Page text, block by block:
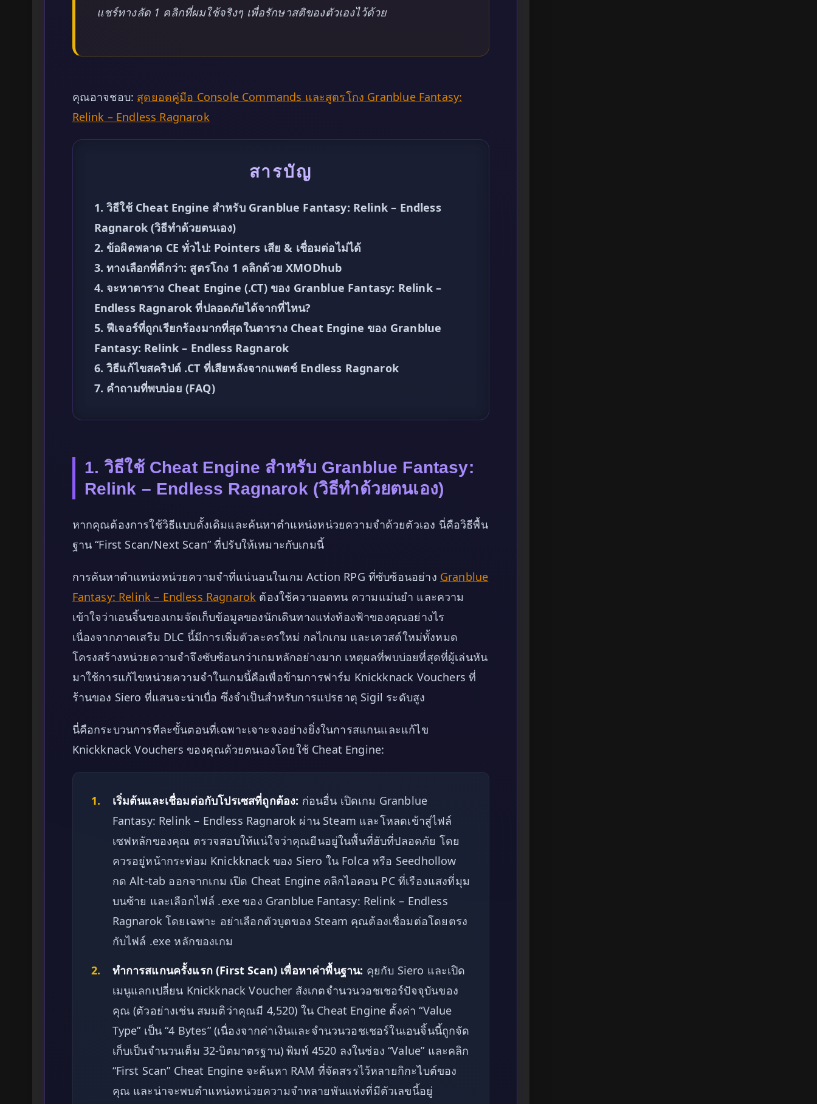
แชร์ทางลัด 1 คลิกที่ผมใช้จริงๆ เพื่อรักษาสติของตัวเองไว้ด้วย
คุณอาจชอบ: สุดยอดคู่มือ Console Commands และสูตรโกง Granblue Fantasy:
Relink – Endless Ragnarok
สารบัญ
1. วิธีใช้ Cheat Engine สำหรับ Granblue Fantasy: Relink – Endless
Ragnarok (วิธีทำด้วยตนเอง)
2. ข้อผิดพลาด CE ทั่วไป: Pointers เสีย & เชื่อมต่อไม่ได้
3. ทางเลือกที่ดีกว่า: สูตรโกง 1 คลิกด้วย XMODhub
4. จะหาตาราง Cheat Engine (.CT) ของ Granblue Fantasy: Relink –
Endless Ragnarok ที่ปลอดภัยได้จากที่ไหน?
5. ฟีเจอร์ที่ถูกเรียกร้องมากที่สุดในตาราง Cheat Engine ของ Granblue
Fantasy: Relink – Endless Ragnarok
6. วิธีแก้ไขสคริปต์ .CT ที่เสียหลังจากแพตช์ Endless Ragnarok
7. คำถามที่พบบ่อย (FAQ)
1. วิธีใช้ Cheat Engine สำหรับ Granblue Fantasy:
Relink – Endless Ragnarok (วิธีทำด้วยตนเอง)
หากคุณต้องการใช้วิธีแบบดั้งเดิมและค้นหาตำแหน่งหน่วยความจำด้วยตัวเอง นี่คือวิธีพื้น
ฐาน “First Scan/Next Scan” ที่ปรับให้เหมาะกับเกมนี้
การค้นหาตำแหน่งหน่วยความจำที่แน่นอนในเกม Action RPG ที่ซับซ้อนอย่าง Granblue
Fantasy: Relink – Endless Ragnarok ต้องใช้ความอดทน ความแม่นยำ และความ
เข้าใจว่าเอนจิ้นของเกมจัดเก็บข้อมูลของนักเดินทางแห่งท้องฟ้าของคุณอย่างไร
เนื่องจากภาคเสริม DLC นี้มีการเพิ่มตัวละครใหม่ กลไกเกม และเควสต์ใหม่ทั้งหมด
โครงสร้างหน่วยความจำจึงซับซ้อนกว่าเกมหลักอย่างมาก เหตุผลที่พบบ่อยที่สุดที่ผู้เล่นหัน
มาใช้การแก้ไขหน่วยความจำในเกมนี้คือเพื่อข้ามการฟาร์ม Knickknack Vouchers ที่
ร้านของ Siero ที่แสนจะน่าเบื่อ ซึ่งจำเป็นสำหรับการแปรธาตุ Sigil ระดับสูง
นี่คือกระบวนการทีละขั้นตอนที่เฉพาะเจาะจงอย่างยิ่งในการสแกนและแก้ไข
Knickknack Vouchers ของคุณด้วยตนเองโดยใช้ Cheat Engine:
1. เริ่มต้นและเชื่อมต่อกับโปรเซสที่ถูกต้อง: ก่อนอื่น เปิดเกม Granblue
Fantasy: Relink – Endless Ragnarok ผ่าน Steam และโหลดเข้าสู่ไฟล์
เซฟหลักของคุณ ตรวจสอบให้แน่ใจว่าคุณยืนอยู่ในพื้นที่ฮับที่ปลอดภัย โดย
ควรอยู่หน้ากระท่อม Knickknack ของ Siero ใน Folca หรือ Seedhollow
กด Alt-tab ออกจากเกม เปิด Cheat Engine คลิกไอคอน PC ที่เรืองแสงที่มุม
บนซ้าย และเลือกไฟล์ .exe ของ Granblue Fantasy: Relink – Endless
Ragnarok โดยเฉพาะ อย่าเลือกตัวบูตของ Steam คุณต้องเชื่อมต่อโดยตรง
กับไฟล์ .exe หลักของเกม
2.
ทำการสแกนครั้งแรก (First Scan) เพื่อหาค่าพื้นฐาน: คุยกับ Siero และเปิด
เมนูแลกเปลี่ยน Knickknack Voucher สังเกตจำนวนวอชเชอร์ปัจจุบันของ
คุณ (ตัวอย่างเช่น สมมติว่าคุณมี 4,520) ใน Cheat Engine ตั้งค่า “Value
Type” เป็น “4 Bytes” (เนื่องจากค่าเงินและจำนวนวอชเชอร์ในเอนจิ้นนี้ถูกจัด
เก็บเป็นจำนวนเต็ม 32-บิตมาตรฐาน) พิมพ์ 4520 ลงในช่อง “Value” และคลิก
“First Scan” Cheat Engine จะค้นหา RAM ที่จัดสรรไว้หลายกิกะไบต์ของ
คุณ และน่าจะพบตำแหน่งหน่วยความจำหลายพันแห่งที่มีตัวเลขนี้อยู่